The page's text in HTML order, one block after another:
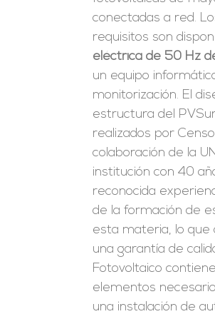
conectadas a red.
requisitos son
eléctrica de 50 Hz
un equipo
monitorización. El
estructura del
realizados por
colaboración de la
institución con 40
reconocida
de la formación de
esta materia, lo que
una garantía de
Fotovoltaico
elementos
una instalación de